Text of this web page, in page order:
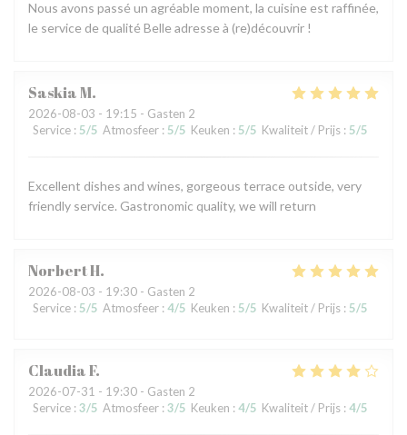
Nous avons passé un agréable moment, la cuisine est raffinée,
le service de qualité Belle adresse à (re)découvrir !
SaskiaM
2026-08-03 - 19:15 - Gasten 2
Service : 5/5 Atmosfeer : 5/5 Keuken : 5/5 Kwaliteit / Prijs : 5/5
Excellent dishes and wines, gorgeous terrace outside, very
friendly service. Gastronomic quality, we will return
NorbertH
2026-08-03 - 19:30 - Gasten 2
Service : 5/5 Atmosfeer : 4/5 Keuken : 5/5 Kwaliteit / Prijs : 5/5
ClaudiaF
2026-07-31 - 19:30 - Gasten 2
Service : 3/5 Atmosfeer : 3/5 Keuken : 4/5 Kwaliteit / Prijs : 4/5